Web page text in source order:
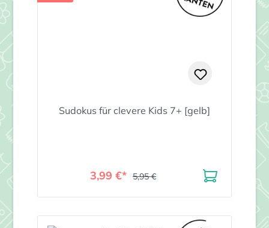
Sudokus für clevere Kids 7+ [gelb]
3,99 €* 5,95 €